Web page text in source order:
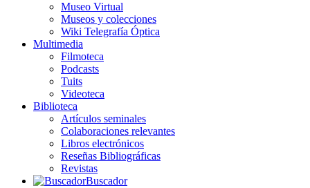
Museo Virtual
Museos y colecciones
Wiki Telegrafía Óptica
Multimedia
Filmoteca
Podcasts
Tuits
Videoteca
Biblioteca
Artículos seminales
Colaboraciones relevantes
Libros electrónicos
Reseñas Bibliográficas
Revistas
Buscador